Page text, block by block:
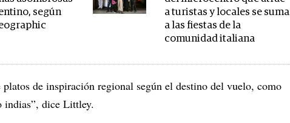
según
a turistas y locales se suma
a las fiestas de la
comunidad italiana
platos de inspiración regional según el destino del vuelo, como
indias”, dice Littley.